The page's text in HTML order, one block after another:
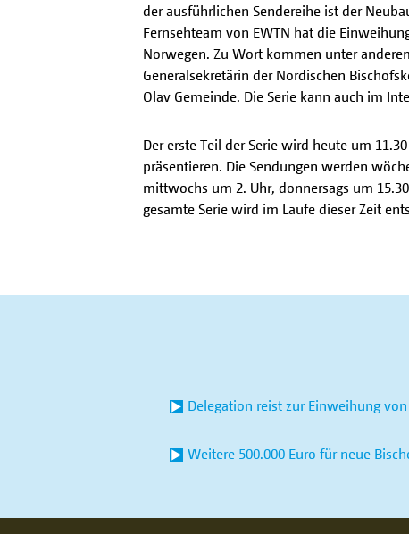
der ausführlichen Sendereihe ist der
Fernsehteam von EWTN hat die
Norwegen. Zu Wort kommen unter
Generalsekretärin der Nordischen
Olav Gemeinde. Die Serie kann auch im
Der erste Teil der Serie wird heute um
präsentieren. Die Sendungen werden
mittwochs um 2. Uhr, donnersags um
gesamte Serie wird im Laufe dieser Zeit
Delegation reist zur Einweihung
Weitere 500.000 Euro für neue